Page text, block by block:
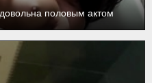
половым актом